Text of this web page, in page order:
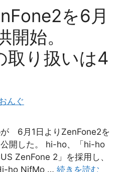
を6月
開始。
取り扱いは4
んぐ
6月1日よりZenFone2を
開した。 hi-ho、「hi-ho
ZenFone 2」を採用し、
ho NifMo … 続きを読む